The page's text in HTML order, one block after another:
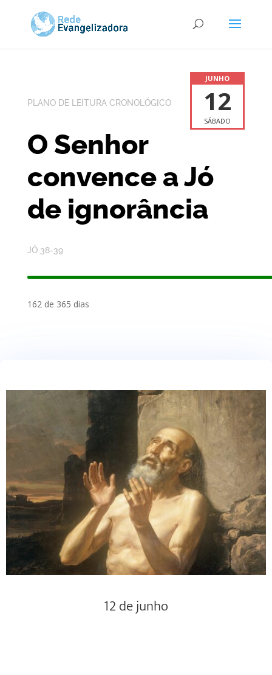
PLANO DE LEITURA CRONOLÓGICO
JUNHO
12
SÁBADO
O Senhor
convence a Jó
de ignorância
JÓ 38-39
162 de 365 dias
12 de junho